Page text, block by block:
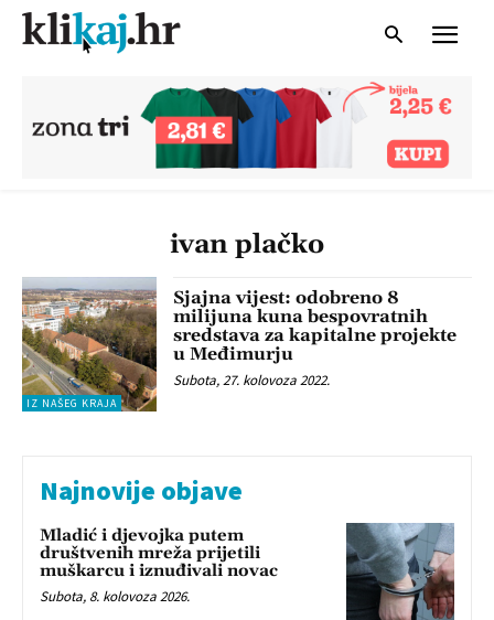
ivan plačko
IZ NAŠEG KRAJA
Sjajna vijest: odobreno 8
milijuna kuna bespovratnih
sredstava za kapitalne projekte
u Međimurju
Subota, 27. kolovoza 2022.
Najnovije objave
Mladić i djevojka putem
društvenih mreža prijetili
muškarcu i iznuđivali novac
Subota, 8. kolovoza 2026.